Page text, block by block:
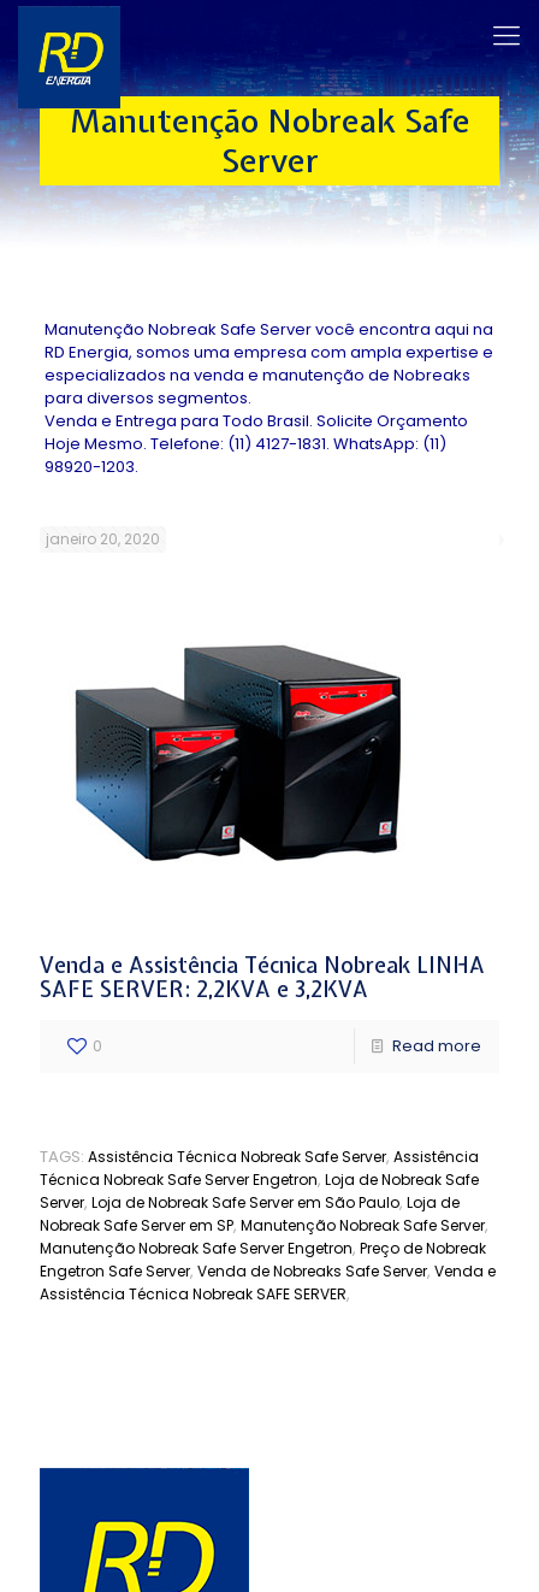
Manutenção Nobreak Safe
Server
Manutenção Nobreak Safe Server você encontra aqui na
RD Energia, somos uma empresa com ampla expertise e
especializados na venda e manutenção de Nobreaks
para diversos segmentos.
Venda e Entrega para Todo Brasil. Solicite Orçamento
Hoje Mesmo. Telefone: (11) 4127-1831. WhatsApp: (11)
98920-1203.
janeiro 20, 2020
Venda e Assistência Técnica Nobreak LINHA
SAFE SERVER: 2,2KVA e 3,2KVA
0 Read more
TAGS: Assistência Técnica Nobreak Safe Server, Assistência
Técnica Nobreak Safe Server Engetron, Loja de Nobreak Safe
Server, Loja de Nobreak Safe Server em São Paulo, Loja de
Nobreak Safe Server em SP, Manutenção Nobreak Safe Server,
Manutenção Nobreak Safe Server Engetron, Preço de Nobreak
Engetron Safe Server, Venda de Nobreaks Safe Server, Venda e
Assistência Técnica Nobreak SAFE SERVER,